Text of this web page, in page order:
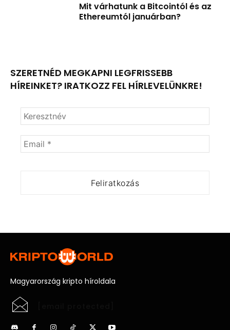
Mit várhatunk a Bitcointól és az
Ethereumtól januárban?
SZERETNÉD MEGKAPNI LEGFRISSEBB
HÍREINKET? IRATKOZZ FEL HÍRLEVELÜNKRE!
Magyarország kripto híroldala